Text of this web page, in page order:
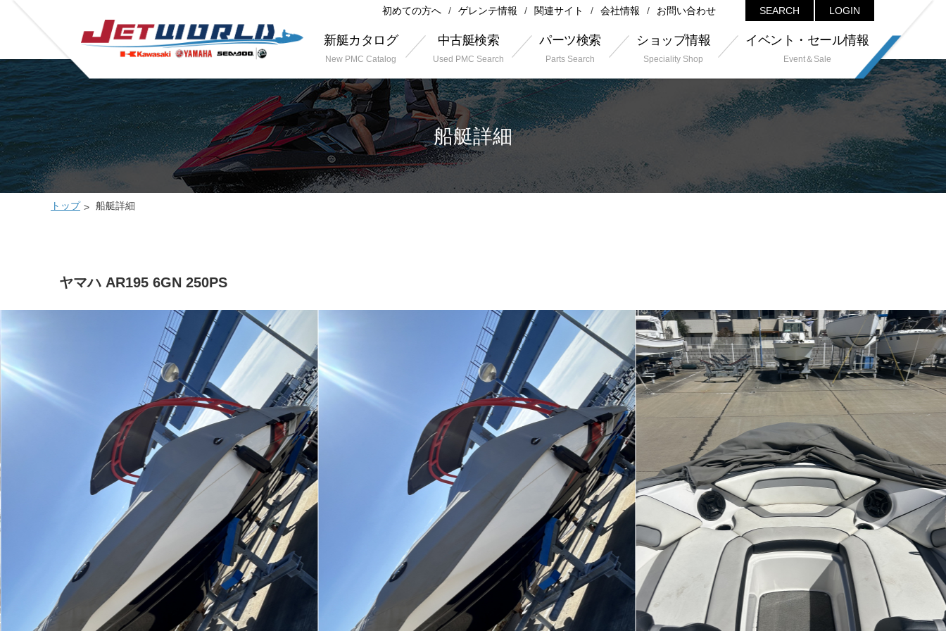
初めての方へ ゲレンテ情報 関連サイト 会社情報 お問い合わせ SEARCH LOGIN
新艇カタログ
New PMC Catalog
中古艇検索
Used PMC Search
パーツ検索
Parts Search
ショップ情報
Speciality Shop
イベント・セール情報
Event＆Sale
船艇詳細
トップ 船艇詳細
ヤマハ AR195 6GN 250PS